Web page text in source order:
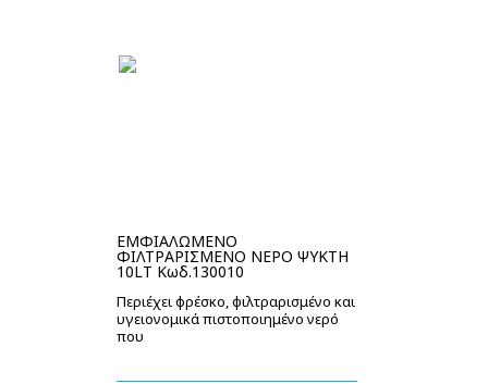
ΕΜΦΙΑΛΩΜΕΝΟ
ΦΙΛΤΡΑΡΙΣΜΕΝΟ ΝΕΡΟ ΨΥΚΤΗ
10LT Κωδ.130010
Περιέχει φρέσκο, φιλτραρισμένο και
υγειονομικά πιστοποιημένο νερό
που